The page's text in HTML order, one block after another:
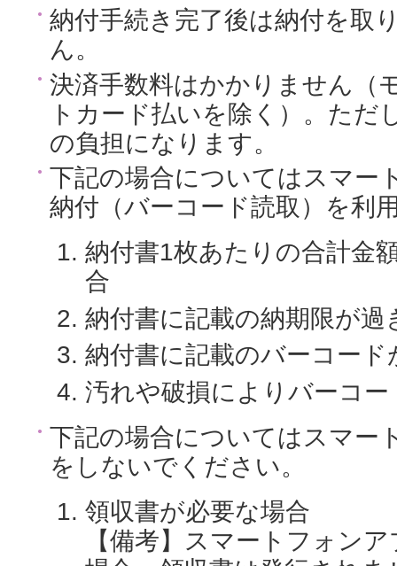
納付手続き完了後は納付を取
ん。
決済手数料はかかりません（
トカード払いを除く）。ただ
の負担になります。
下記の場合についてはスマー
納付（バーコード読取）を利
納付書1枚あたりの合計金
合
納付書に記載の納期限が過
納付書に記載のバーコー
汚れや破損によりバーコ
下記の場合についてはスマー
をしないでください。
領収書が必要な場合
【備考】スマートフォン